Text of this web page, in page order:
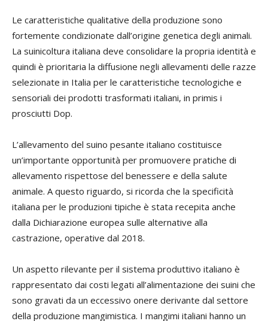
Le caratteristiche qualitative della produzione sono
fortemente condizionate dall’origine genetica degli animali.
La suinicoltura italiana deve consolidare la propria identità e
quindi è prioritaria la diffusione negli allevamenti delle razze
selezionate in Italia per le caratteristiche tecnologiche e
sensoriali dei prodotti trasformati italiani, in primis i
prosciutti Dop.
L’allevamento del suino pesante italiano costituisce
un’importante opportunità per promuovere pratiche di
allevamento rispettose del benessere e della salute
animale. A questo riguardo, si ricorda che la specificità
italiana per le produzioni tipiche è stata recepita anche
dalla Dichiarazione europea sulle alternative alla
castrazione, operative dal 2018.
Un aspetto rilevante per il sistema produttivo italiano è
rappresentato dai costi legati all’alimentazione dei suini che
sono gravati da un eccessivo onere derivante dal settore
della produzione mangimistica. I mangimi italiani hanno un